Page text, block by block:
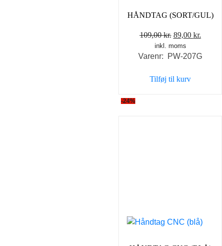
HÅNDTAG (SORT/GUL)
109,00kr. Den
oprindelige
pris
109,00 kr..
89,00 kr.Den
pris
inkl. moms
Varenr: PW-207G
Tilføj til kurv
-24%